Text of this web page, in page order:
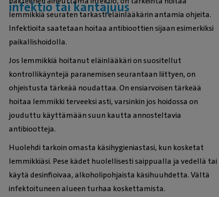
infektio tai kantajuus
lemmikkiä seuraten tarkasti eläinlääkärin antamia ohjeita.
Infektioita saatetaan hoitaa antibioottien sijaan esimerkiksi
paikallishoidolla.
Jos lemmikkiä hoitanut eläinlääkäri on suositellut
kontrollikäyntejä paranemisen seurantaan liittyen, on
ohjeistusta tärkeää noudattaa. On ensiarvoisen tärkeää
hoitaa lemmikki terveeksi asti, varsinkin jos hoidossa on
jouduttu käyttämään suun kautta annosteltavia
antibiootteja.
Huolehdi tarkoin omasta käsihygieniastasi, kun kosketat
lemmikkiäsi. Pese kädet huolellisesti saippualla ja vedellä tai
käytä desinfioivaa, alkoholipohjaista käsihuuhdetta. Vältä
infektoituneen alueen turhaa koskettamista.